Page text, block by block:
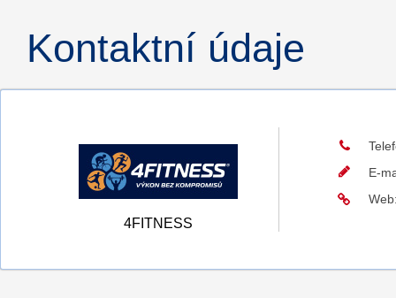
Kontaktní údaje
4FITNESS
E-